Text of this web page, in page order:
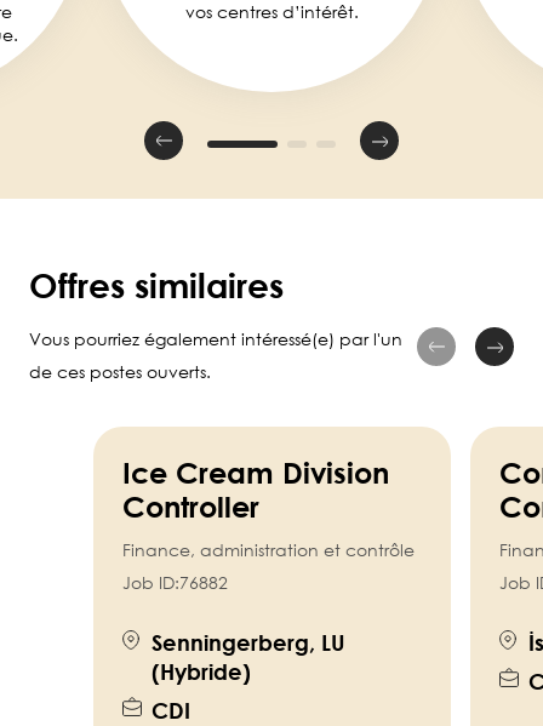
vos centres d’intérêt.
Offres similaires
Vous pourriez également intéressé(e) par l'un
de ces postes ouverts.
Ice Cream Division
Controller
Finance, administration et contrôle
Job ID:76882
Senningerberg, LU
(Hybride)
CDI
Job